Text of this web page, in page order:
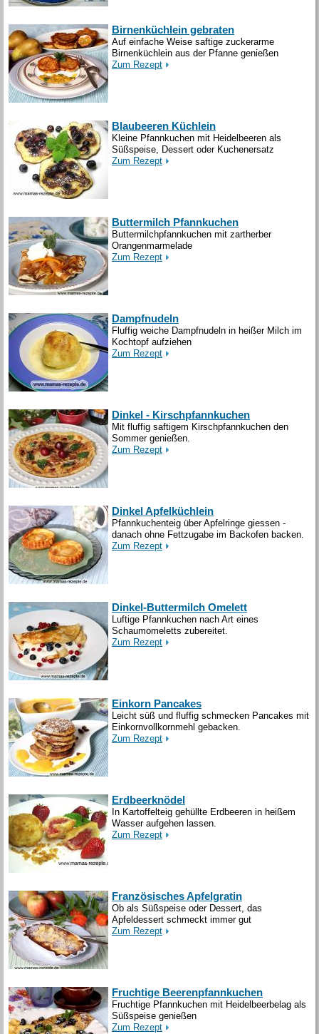
Birnenküchlein gebraten
Auf einfache Weise saftige zuckerarme
Birnenküchlein aus der Pfanne genießen
Zum Rezept
Blaubeeren Küchlein
Kleine Pfannkuchen mit Heidelbeeren als
Süßspeise, Dessert oder Kuchenersatz
Zum Rezept
Buttermilch Pfannkuchen
Buttermilchpfannkuchen mit zartherber
Orangenmarmelade
Zum Rezept
Dampfnudeln
Fluffig weiche Dampfnudeln in heißer Milch im
Kochtopf aufziehen
Zum Rezept
Dinkel - Kirschpfannkuchen
Mit fluffig saftigem Kirschpfannkuchen den
Sommer genießen.
Zum Rezept
Dinkel Apfelküchlein
Pfannkuchenteig über Apfelringe giessen -
danach ohne Fettzugabe im Backofen backen.
Zum Rezept
Dinkel-Buttermilch Omelett
Luftige Pfannkuchen nach Art eines
Schaumomeletts zubereitet.
Zum Rezept
Einkorn Pancakes
Leicht süß und fluffig schmecken Pancakes mit
Einkornvollkornmehl gebacken.
Zum Rezept
Erdbeerknödel
In Kartoffelteig gehüllte Erdbeeren in heißem
Wasser aufgehen lassen.
Zum Rezept
Französisches Apfelgratin
Ob als Süßspeise oder Dessert, das
Apfeldessert schmeckt immer gut
Zum Rezept
Fruchtige Beerenpfannkuchen
Fruchtige Pfannkuchen mit Heidelbeerbelag als
Süßspeise genießen
Zum Rezept